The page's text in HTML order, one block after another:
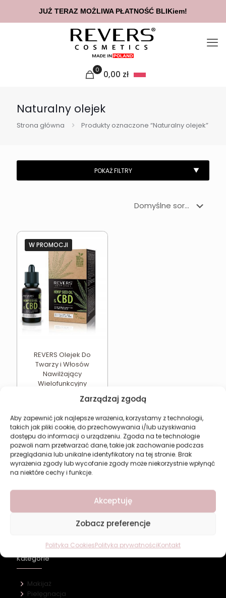
Zarządzaj zgodą
Aby zapewnić jak najlepsze wrażenia, korzystamy z technologii,
takich jak pliki cookie, do przechowywania i/lub uzyskiwania
dostępu do informacji o urządzeniu. Zgoda na te technologie
pozwoli nam przetwarzać dane, takie jak zachowanie podczas
przeglądania lub unikalne identyfikatory na tej stronie. Brak
wyrażenia zgody lub wycofanie zgody może niekorzystnie wpłynąć
na niektóre cechy i funkcje.
Akceptuję
Zobacz preferencje
Polityka CookiesPolityka prywatnościKontakt
0 0,00 zł
Naturalny olejek
Strona główna Produkty oznaczone “Naturalny olejek”
W PROMOCJI
REVERS Olejek Do
Twarzy i Włosów
Nawilżający
Wielofunkcyjny
Pierwotna
cena
wynosiła:
18,76 zł.
11,49złAktualna
cena
wynosi:
11,49 zł.
ostatnich 30 dni:11,49 zł
Dodaj do koszyka
Kontakt
Kategorie
Makijaż
Pielęgnacja
JUŻ TERAZ MOŻLIWA PŁATNOŚĆ BLIKiem!